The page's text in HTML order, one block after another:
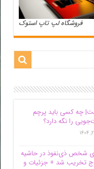
فروشگاه لپ تاپ استوک
‌چه کسی باید پرچم
را نگه دارد؟
شخص ذی‌نفوذ در حاشیه‌
تخریب شد + جزئیات و